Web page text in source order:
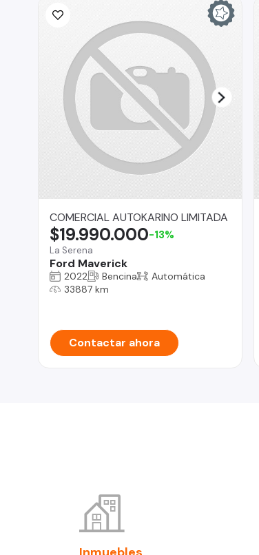
COMERCIAL AUTOKARINO LIMITADA
La Serena
Ford Maverick
$19.990.000-13%
2022 Bencina
Automática
33887 km
Contactar ahora